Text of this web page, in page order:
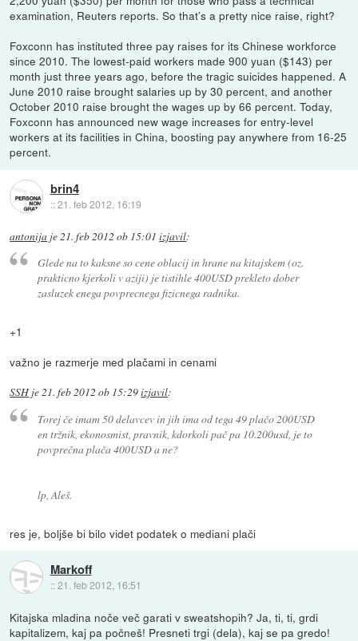
examination, Reuters reports. So that’s a pretty nice raise, right?
Foxconn has instituted three pay raises for its Chinese workforce
since 2010. The lowest-paid workers made 900 yuan ($143) per
month just three years ago, before the tragic suicides happened. A
June 2010 raise brought salaries up by 30 percent, and another
October 2010 raise brought the wages up by 66 percent. Today,
Foxconn has announced new wage increases for entry-level
workers at its facilities in China, boosting pay anywhere from 16-25
percent.
brin4
::21. feb 2012, 16:19
antonija je 21. feb 2012 ob 15:01 izjavil:
Glede na to kaksne so cene oblacij in hrane na kitajskem (oz.
prakticno kjerkoli v aziji) je tistihle 400USD prekleto dober
zasluzek enega povprecnega fizicnega radnika.
+1
važno je razmerje med plačami in cenami
SSH je21. feb 2012 ob 15:29izjavil:
Torej če imam 50 delavcev in jih ima od tega 49 plačo 200USD
en tržnik, ekonosmist, pravnik, kdorkoli pač pa 10.200usd, je to
povprečna plača 400USD a ne?
lp, Aleš.
res je, boljše bi bilo videt podatek o mediani plači
Markoff
::21. feb 2012, 16:51
Kitajska mladina noče več garati v sweatshopih? Ja, ti, ti, grdi
kapitalizem, kaj pa počneš! Presneti trgi (dela), kaj se pa gredo!